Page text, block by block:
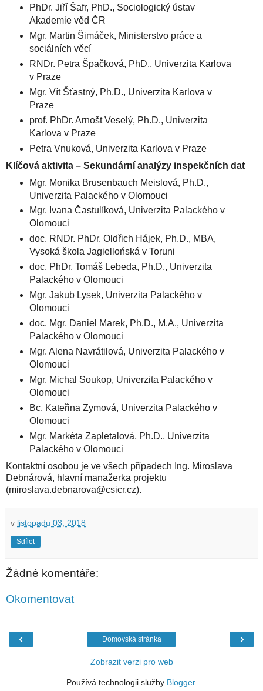
PhDr. Jiří Šafr, PhD., Sociologický ústav
Akademie věd ČR
Mgr. Martin Šimáček, Ministerstvo práce a
sociálních věcí
RNDr. Petra Špačková, PhD., Univerzita Karlova
v Praze
Mgr. Vít Šťastný, Ph.D., Univerzita Karlova v
Praze
prof. PhDr. Arnošt Veselý, Ph.D., Univerzita
Karlova v Praze
Petra Vnuková, Univerzita Karlova v Praze
Klíčová aktivita – Sekundární analýzy inspekčních dat
Mgr. Monika Brusenbauch Meislová, Ph.D.,
Univerzita Palackého v Olomouci
Mgr. Ivana Častulíková, Univerzita Palackého v
Olomouci
doc. RNDr. PhDr. Oldřich Hájek, Ph.D., MBA,
Vysoká škola Jagiellońská v Toruni
doc. PhDr. Tomáš Lebeda, Ph.D., Univerzita
Palackého v Olomouci
Mgr. Jakub Lysek, Univerzita Palackého v
Olomouci
doc. Mgr. Daniel Marek, Ph.D., M.A., Univerzita
Palackého v Olomouci
Mgr. Alena Navrátilová, Univerzita Palackého v
Olomouci
Mgr. Michal Soukop, Univerzita Palackého v
Olomouci
Bc. Kateřina Zymová, Univerzita Palackého v
Olomouci
Mgr. Markéta Zapletalová, Ph.D., Univerzita
Palackého v Olomouci
Kontaktní osobou je ve všech případech Ing. Miroslava
Debnárová, hlavní manažerka projektu
(miroslava.debnarova@csicr.cz).
v listopadu 03, 2018
Sdílet
Žádné komentáře:
Okomentovat
‹ ›
Domovská stránka
Zobrazit verzi pro web
Používá technologii služby Blogger.